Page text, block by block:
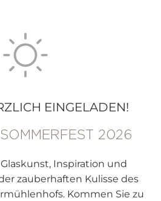
EINGELADEN!
2026
Inspiration und
zauberhaften Kulisse des
Kommen Sie zu